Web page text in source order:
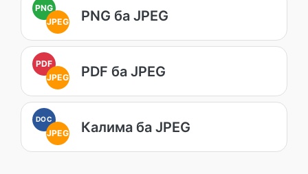
PNG
JPEG
PNG ба JPEG
PDF
JPEG
PDF ба JPEG
DOC
JPEG Калима ба JPEG